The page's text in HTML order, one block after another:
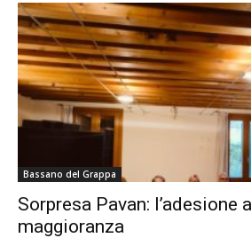
Bassano del Grappa
Sorpresa Pavan: l’adesione
maggioranza